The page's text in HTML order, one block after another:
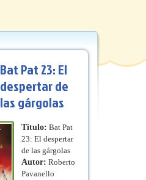
Bat Pat 23: El
despertar de
las gárgolas
Título: Bat Pat
23: El despertar
de las gárgolas
Autor: Roberto
Pavanello